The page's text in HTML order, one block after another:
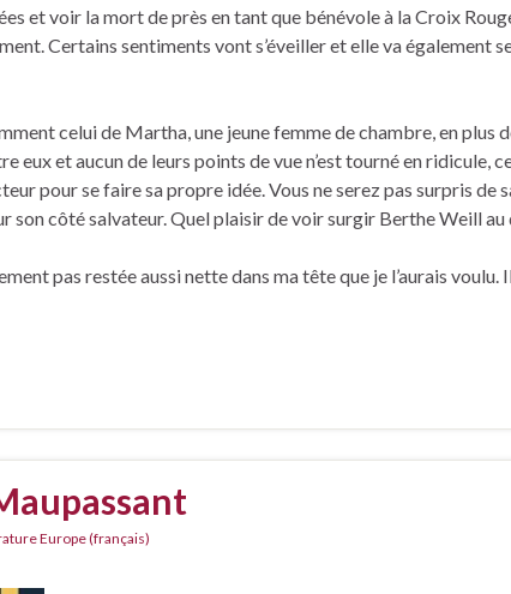
et voir la mort de près en tant que bénévole à la Croix
Certains sentiments vont s’éveiller et elle va également
celui de Martha, une jeune femme de chambre, en plus
eux et aucun de leurs points de vue n’est tourné en ridicule,
pour se faire sa propre idée. Vous ne serez pas surpris de
son côté salvateur. Quel plaisir de voir surgir Berthe Weill au
pas restée aussi nette dans ma tête que je l’aurais voulu.
Europe (français)